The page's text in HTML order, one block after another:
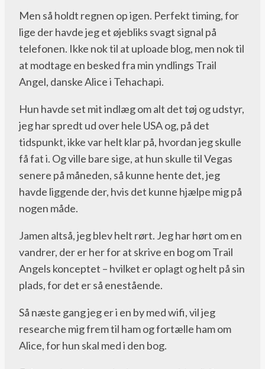
Men så holdt regnen op igen. Perfekt timing, for
lige der havde jeg et øjebliks svagt signal på
telefonen. Ikke nok til at uploade blog, men nok til
at modtage en besked fra min yndlings Trail
Angel, danske Alice i Tehachapi.
Hun havde set mit indlæg om alt det tøj og udstyr,
jeg har spredt ud over hele USA og, på det
tidspunkt, ikke var helt klar på, hvordan jeg skulle
få fat i. Og ville bare sige, at hun skulle til Vegas
senere på måneden, så kunne hente det, jeg
havde liggende der, hvis det kunne hjælpe mig på
nogen måde.
Jamen altså, jeg blev helt rørt. Jeg har hørt om en
vandrer, der er her for at skrive en bog om Trail
Angels konceptet – hvilket er oplagt og helt på sin
plads, for det er så enestående.
Så næste gang jeg er i en by med wifi, vil jeg
researche mig frem til ham og fortælle ham om
Alice, for hun skal med i den bog.